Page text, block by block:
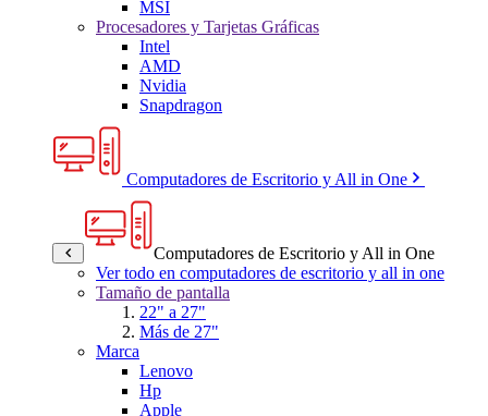
MSI
Procesadores y Tarjetas Gráficas
Intel
AMD
Nvidia
Snapdragon
Computadores de Escritorio y All in One
Computadores de Escritorio y All in One
Ver todo en computadores de escritorio y all in one
Tamaño de pantalla
22" a 27"
Más de 27"
Marca
Lenovo
Hp
Apple